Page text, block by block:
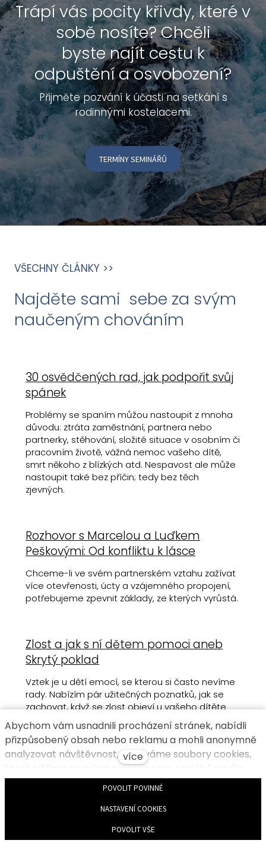
Trápí vás pocity křivdy, které v
sobě nosíte?Chcěli
byste najít cestu k
odpuštění a osvobození?
Přijměte pozvání k účasti na setkání s
rodinnými kostelacemi.
TERMÍNY SEMINÁŘŮ
VŠECHNY ČLÁNKY >>
Najděte sami sebe za svým
naučeným chováním
30 osvědčených rad, jak podpořit svůj
spánek
Problémy se spaním můžou nastoupit z mnoha
důvodu: ztráta zaměstnání, partnera nebo
partnerky, stěhování, složité situace v osobním či
pracovním životě, vážná nemoc vašeho dítě,
smrt někoho z blízkých atd. Nespavost ale může
nastoupit také bez příčin; tedy bez těch
zjevných.
Rozhovor s Marcelou a Luďkem
Peškovými: Od konfliktu k lásce
Chceme-li ve svém partnerském vztahu zažívat
více otevřenosti, úcty a vzájemného propojení,
potřebujeme zpevnit základy, ze kterých vyrůstá.
Zlost a jak s ní dětem pomoci aneb
Skrytý poklad
Vztek je u dětí emocí, se kterou si často nevíme
rady. Nabízím pár užitečných poznatků, jak se
zachovat, když se zlost objeví u vašeho dítěte
nebo se bude chystat přemoci i vás.
Abychom vám usnadnili procházení stránek, nabídli
přizpůsobený obsah nebo reklamu a mohli anonymně
analyzovat návštěvnost, využíváme soubory cookies,
které sdílíme se svými partnery pro sociální média,
inzerci a analýzu. Jejich nastavení upravíte odkazem
patičce webu. Podrobnější informace najdete v našich
Zásadách ochrany osobních údajů a používání
souborů cookies. Souhlasíte s používáním cookies?
více
POVOLIT POVINNÉ
NASTAVENÍ COOKIES
POVOLIT VŠE